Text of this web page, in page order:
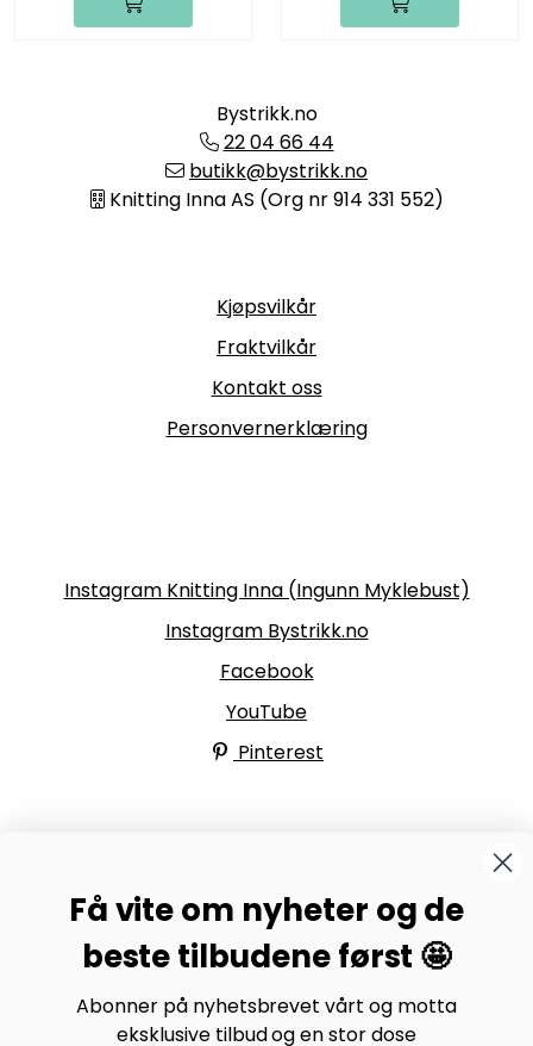
Bystrikk.no
22 04 66 44
butikk@bystrikk.no
Knitting Inna AS (Org nr 914 331 552)
Kjøpsvilkår
Fraktvilkår
Kontakt oss
Personvernerklæring
Instagram Knitting Inna (Ingunn Myklebust)
Instagram Bystrikk.no
Facebook
YouTube
Pinterest
Bli medlem av Bystrikk-forumet vårt på Facebook og
møt både designere og teststrikkere, samt 31.000
andre Bystrikkere som deler erfaringer, bilder og
inspirasjon.
Få vite om nyheter og de
beste tilbudene først 🤩
Abonner på nyhetsbrevet vårt og motta
eksklusive tilbud og en stor dose